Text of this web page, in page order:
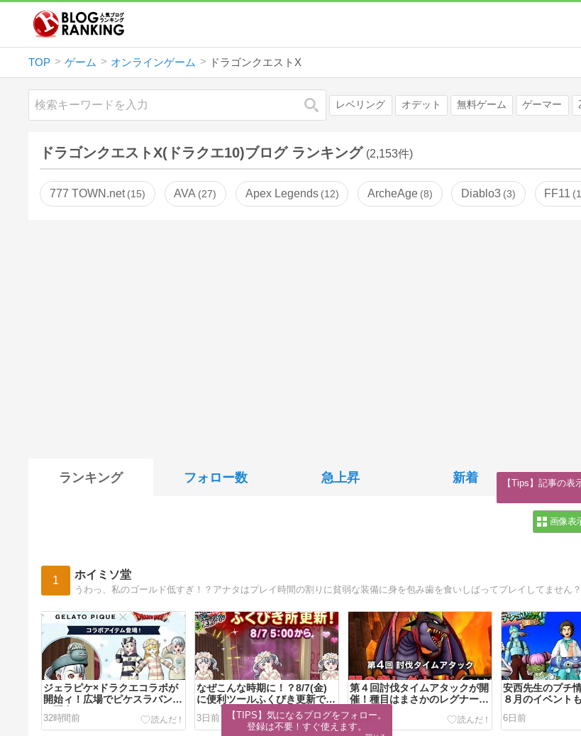
TOP ゲーム オンラインゲーム ドラゴンクエストX
検索 レベリング オデット 無料ゲーム ゲーマー
ドラゴンクエストX(ドラクエ10)ブログ ランキング (2,153件)
777 TOWN.net 15 AVA 27 Apex Legends 12 ArcheAge 8 Diablo3 3 FF11
ランキング フォロー数 急上昇 新着
画像表
1 ホイミソ堂
ジェラピケ×ドラクエコラボが
開始ィ！広場でピケスラバンド
の配布もあるぞ
32時間前
なぜこんな時期に！？8/7(金)
に便利ツールふくびき更新でし
ぐさ書が増えるぞ
3日前
第４回討伐タイムアタックが開
催！種目はまさかのレグナード
５やぞ
5日前
安西先生のプチ
８月のイベント
6日前
【TIPS】気になるブログをフォロー。
登録は不要！すぐ使えます。
【Tips】記事の表